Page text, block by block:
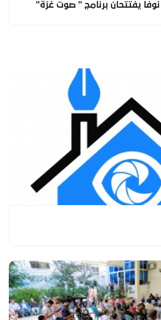
يفتتحان برنامج " صوت غزة"